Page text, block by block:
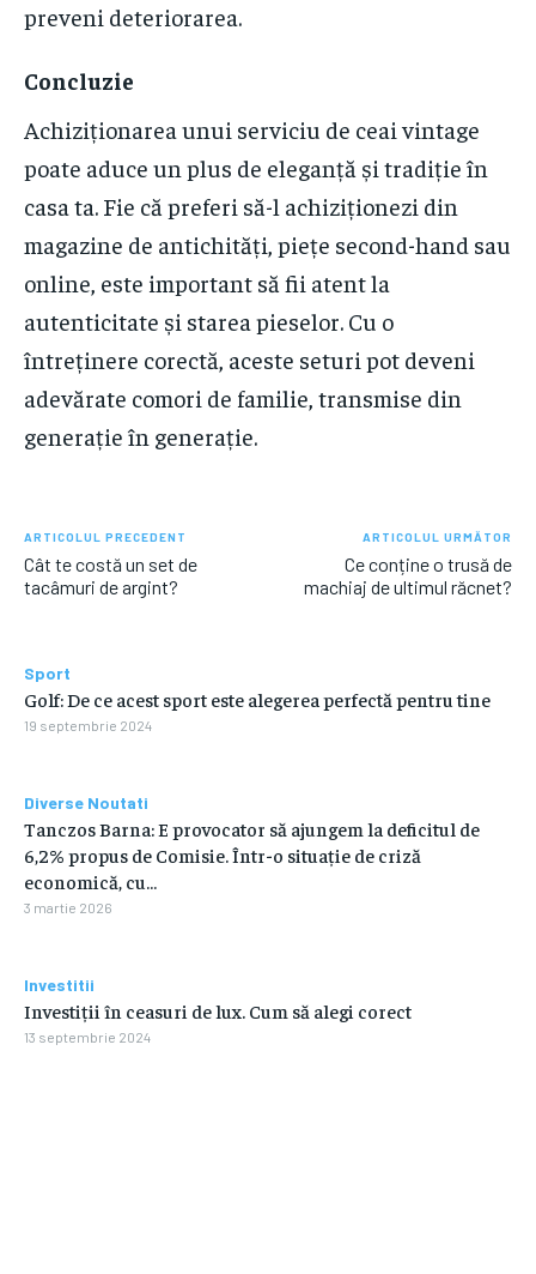
preveni deteriorarea.
Concluzie
Achiziționarea unui serviciu de ceai vintage
poate aduce un plus de eleganță și tradiție în
casa ta. Fie că preferi să-l achiziționezi din
magazine de antichități, piețe second-hand sau
online, este important să fii atent la
autenticitate și starea pieselor. Cu o
întreținere corectă, aceste seturi pot deveni
adevărate comori de familie, transmise din
generație în generație.
ARTICOLUL PRECEDENT
Cât te costă un set de
tacâmuri de argint?
ARTICOLUL URMĂTOR
Ce conține o trusă de
machiaj de ultimul răcnet?
Sport
Golf: De ce acest sport este alegerea perfectă pentru tine
19 septembrie 2024
Diverse Noutati
Tanczos Barna: E provocator să ajungem la deficitul de
6,2% propus de Comisie. Într-o situație de criză
economică, cu…
3 martie 2026
Investitii
Investiții în ceasuri de lux. Cum să alegi corect
13 septembrie 2024